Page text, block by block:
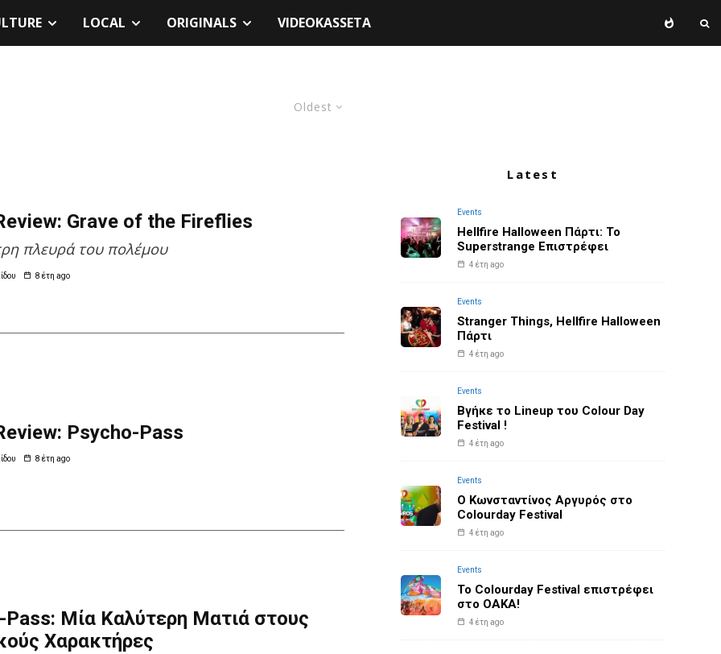
LOCAL ORIGINALS VIDEOKASSETA
Oldest
Grave of the Fireflies
πλευρά του πολέμου
8 έτη ago
Psycho-Pass
8 έτη ago
Pass: Μία Καλύτερη Ματιά στους
Χαρακτήρες
Latest
Events
Hellfire Halloween Πάρτι: Το
Superstrange Επιστρέφει
4 έτη ago
Events
Stranger Things, Hellfire Halloween
Πάρτι
4 έτη ago
Events
Βγήκε το Lineup του Colour Day
Festival !
4 έτη ago
Events
O Κωνσταντίνος Αργυρός στο
Colourday Festival
4 έτη ago
Events
Το Colourday Festival επιστρέφει
στο ΟΑΚΑ!
4 έτη ago